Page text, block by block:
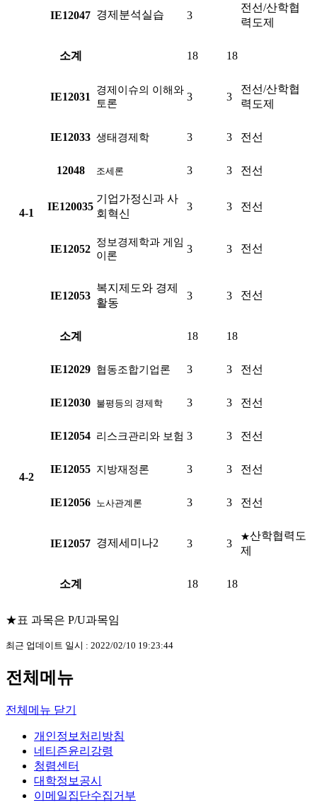
IE12047 경제분석실습 3
전선/산학협
력도제
소계 18 18
4-1
IE12031
경제이슈의 이해와
토론
3 3
전선/산학협
력도제
IE12033 생태경제학 3 3 전선
12048 조세론 3 3 전선
IE120035
기업가정신과 사
회혁신
3 3 전선
IE12052
정보경제학과 게임
이론
3 3 전선
IE12053
복지제도와 경제
활동
3 3 전선
소계 18 18
4-2
IE12029 협동조합기업론 3 3 전선
IE12030 불평등의 경제학 3 3 전선
IE12054 리스크관리와 보험 3 3 전선
IE12055 지방재정론 3 3 전선
IE12056 노사관계론 3 3 전선
IE12057 경제세미나2 3 3
★산학협력도
제
소계 18 18
★표 과목은 P/U과목임
최근 업데이트 일시 : 2022/02/10 19:23:44
전체메뉴
전체메뉴 닫기
개인정보처리방침
네티즌윤리강령
청렴센터
대학정보공시
이메일집단수집거부